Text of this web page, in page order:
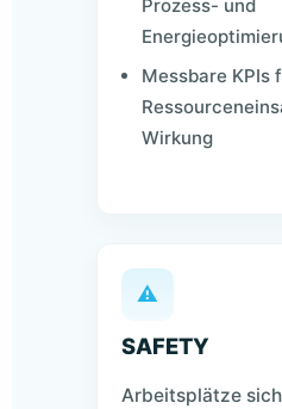
Prozess- und
Messbare KPIs
Wirkung
⚠
SAFETY
Arbeitsplätze